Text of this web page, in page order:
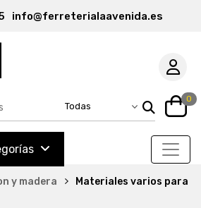
info@ferreterialaavenida.es
0
y madera
Materiales varios para